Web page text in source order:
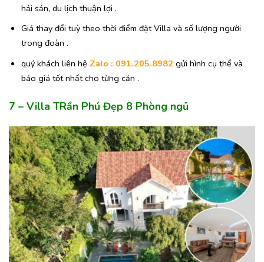
hải sản, du lịch thuận lợi .
Giá thay đổi tuỳ theo thời điểm đặt Villa và số lượng người
trong đoàn .
quý khách liên hệ Zalo : 091.205.8982gửi hình cụ thể và
báo giá tốt nhất cho từng căn .
7 – Villa TRần Phú Đẹp 8 Phòng ngủ